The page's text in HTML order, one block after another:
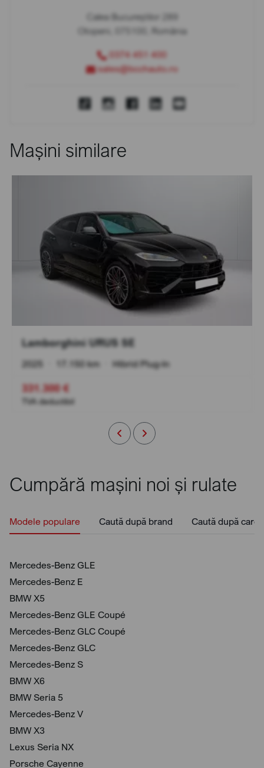
Calea Bucureștilor 289
Otopeni, 075100, România
0374 451 400
sales@bcchauto.ro
Mașini similare
Lamborghini URUS SE
2025 17.150 km Hibrid Plug-In
331.300 €
TVA deductibil
Cumpără mașini noi și rulate
Modele populare Caută după brand Caută după
Mercedes-Benz GLE
Mercedes-Benz E
BMW X5
Mercedes-Benz GLE Coupé
Mercedes-Benz GLC Coupé
Mercedes-Benz GLC
Mercedes-Benz S
BMW X6
BMW Seria 5
Mercedes-Benz V
BMW X3
Lexus Seria NX
Porsche Cayenne